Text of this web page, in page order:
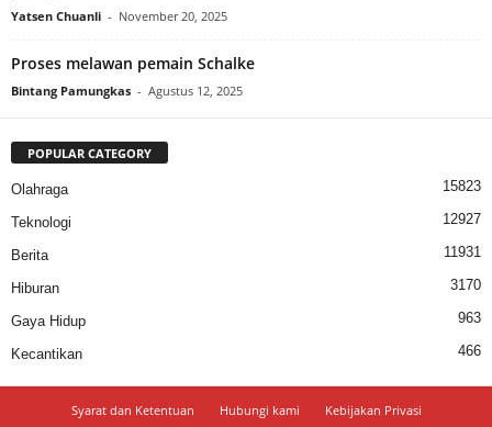
Yatsen Chuanli - November 20, 2025
Proses melawan pemain Schalke
Bintang Pamungkas - Agustus 12, 2025
POPULAR CATEGORY
Olahraga 15823
Teknologi 12927
Berita 11931
Hiburan 3170
Gaya Hidup 963
Kecantikan 466
Syarat dan Ketentuan Hubungi kami Kebijakan Privasi